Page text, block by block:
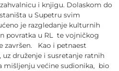
i knjigu. Dolaskom do
u Supetru svim
je razgledanje kulturnih
povratka u RL te vojničkog
završen. Kao i petnaest
druženje i susretanje ratnih
mišljenju većine sudionika, bio